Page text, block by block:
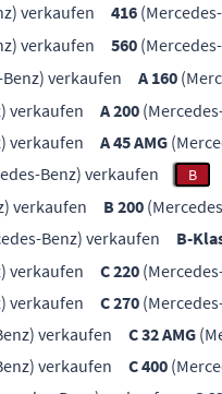
verkaufen 416
verkaufen 560
verkaufen A 160
verkaufen A 200
verkaufen A 45 AMG
Benz) verkaufen B
verkaufen B 200
Benz) verkaufen B-
verkaufen C 220
verkaufen C 270
verkaufen C 32 AMG
verkaufen C 400